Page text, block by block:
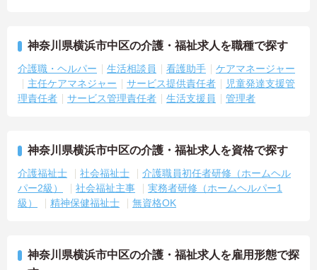
神奈川県横浜市中区の介護・福祉求人を職種で探す
介護職・ヘルパー 生活相談員 看護助手
ケアマネージャー
主任ケアマネジャー
サービス提供責任者
児童発達支援管
理責任者
サービス管理責任者 生活支援員 管理者
神奈川県横浜市中区の介護・福祉求人を資格で探す
介護福祉士 社会福祉士
介護職員初任者研修（ホームヘル
パー2級）
社会福祉主事
実務者研修（ホームヘルパー1
級）
精神保健福祉士 無資格OK
神奈川県横浜市中区の介護・福祉求人を雇用形態で探